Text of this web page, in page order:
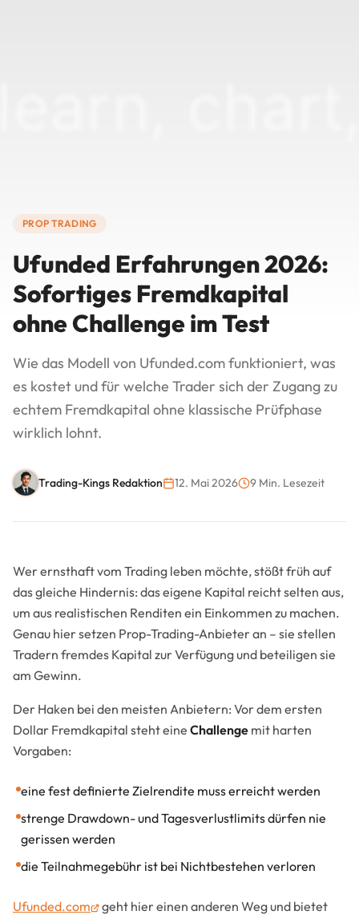
PROP TRADING
Ufunded Erfahrungen 2026:
Sofortiges Fremdkapital
ohne Challenge im Test
Wie das Modell von Ufunded.com funktioniert, was
es kostet und für welche Trader sich der Zugang zu
echtem Fremdkapital ohne klassische Prüfphase
wirklich lohnt.
Trading-Kings Redaktion 12. Mai 2026 9 Min. Lesezeit
Wer ernsthaft vom Trading leben möchte, stößt früh auf
das gleiche Hindernis: das eigene Kapital reicht selten aus,
um aus realistischen Renditen ein Einkommen zu machen.
Genau hier setzen Prop-Trading-Anbieter an – sie stellen
Tradern fremdes Kapital zur Verfügung und beteiligen sie
am Gewinn.
Der Haken bei den meisten Anbietern: Vor dem ersten
Dollar Fremdkapital steht eine Challenge mit harten
Vorgaben:
eine fest definierte Zielrendite muss erreicht werden
strenge Drawdown- und Tagesverlustlimits dürfen nie
gerissen werden
die Teilnahmegebühr ist bei Nichtbestehen verloren
Ufunded.com
geht hier einen anderen Weg und bietet